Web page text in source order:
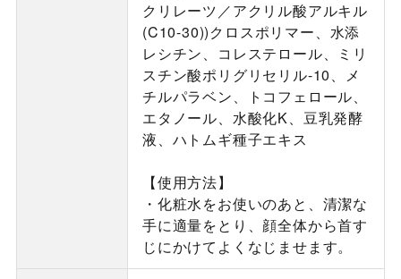
クリレーツ／アクリル酸アルキル
(C10-30))クロスポリマー、水添
レシチン、コレステロール、ミリ
スチン酸ポリグリセリル-10、メ
チルパラベン、トコフェロール、
エタノール、水酸化K、豆乳発酵
液、ハトムギ種子エキス
【使用方法】
・化粧水をお使いのあと、清潔な
手に適量をとり、顔全体から首す
じにかけてよくなじませます。